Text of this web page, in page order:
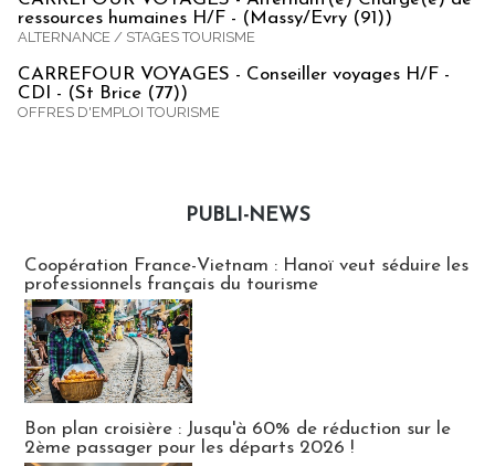
ressources humaines H/F - (Massy/Evry (91))
ALTERNANCE / STAGES TOURISME
CARREFOUR VOYAGES - Conseiller voyages H/F -
CDI - (St Brice (77))
OFFRES D'EMPLOI TOURISME
PUBLI-NEWS
Coopération France-Vietnam : Hanoï veut séduire les
professionnels français du tourisme
Bon plan croisière : Jusqu'à 60% de réduction sur le
2ème passager pour les départs 2026 !